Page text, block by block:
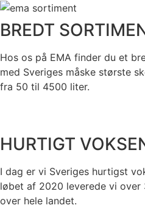
BREDT
Hos os på EMA finder du et
med Sveriges måske største
fra 50 til 4500 liter.
HURTIGT
I dag er vi Sveriges hurtigst
løbet af 2020 leverede vi over
over hele landet.